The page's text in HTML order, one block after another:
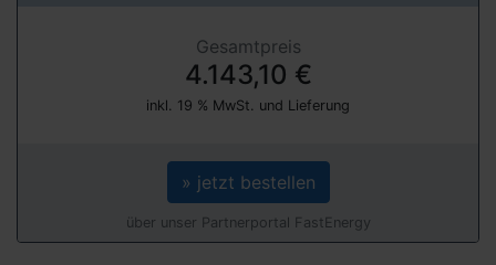
Gesamtpreis
4.143,10 €
inkl. 19 % MwSt. und Lieferung
» jetzt bestellen
über unser Partnerportal FastEnergy